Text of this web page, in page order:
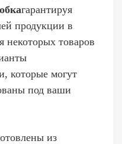
гарантируя
продукции в
некоторых товаров
которые могут
под ваши
из